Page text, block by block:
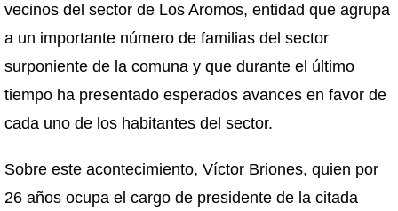
vecinos del sector de Los Aromos, entidad que agrupa
a un importante número de familias del sector
surponiente de la comuna y que durante el último
tiempo ha presentado esperados avances en favor de
cada uno de los habitantes del sector.
Sobre este acontecimiento, Víctor Briones, quien por
26 años ocupa el cargo de presidente de la citada